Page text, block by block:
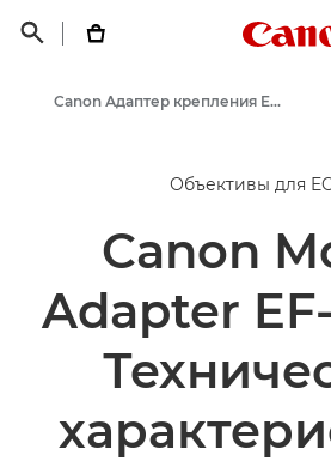
 
Объективы для камер Canon
Canon Адаптер крепления EF-EOS M - Объективы - Камера и фотообъективы
Объективы для
Canon
Adapter